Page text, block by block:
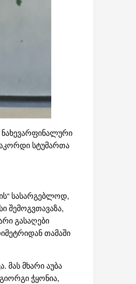
აკორდი სტუმართა
სასარგებლოდ,
შემოგვთავაზა,
გასაღები
თამაში
მხარი აუბა
ჭყონია,